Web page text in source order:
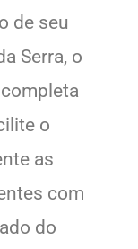
de seu
Serra, o
o
as
com
do